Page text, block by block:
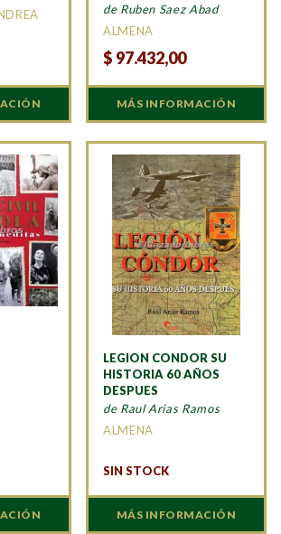
de Ruben Saez Abad
ALMENA
$ 97.432,00
MÁS INFORMACIÓN
LEGION CONDOR SU
HISTORIA 60 AÑOS
DESPUES
de Raul Arias Ramos
ALMENA
SIN STOCK
MÁS INFORMACIÓN